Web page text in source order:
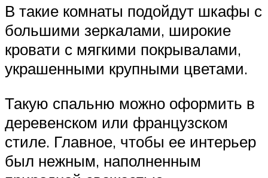
В такие комнаты подойдут шкафы с
большими зеркалами, широкие
кровати с мягкими покрывалами,
украшенными крупными цветами.
Такую спальню можно оформить в
деревенском или французском
стиле. Главное, чтобы ее интерьер
был нежным, наполненным